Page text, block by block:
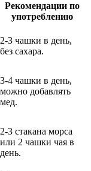
Рекомендации по
употреблению
2-3 чашки в день,
без сахара.
3-4 чашки в день,
можно добавлять
мед.
2-3 стакана морса
или 2 чашки чая в
день.